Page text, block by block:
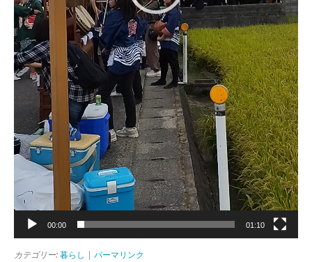
00:00 01:10
カテゴリー: 暮らし パーマリンク